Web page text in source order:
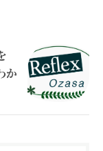
か